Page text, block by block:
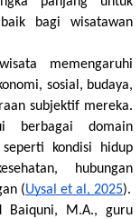
bagi wisatawan
memengaruhi
sosial, budaya,
subjektif mereka.
berbagai domain
kondisi hidup
hubungan
(Uysal et al, 2025).
Baiquni, M.A., guru